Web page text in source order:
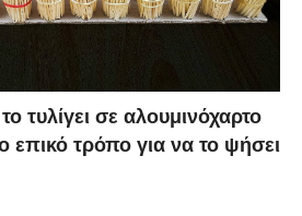
τυλίγει σε αλουμινόχαρτο
επικό τρόπο για να το ψήσει